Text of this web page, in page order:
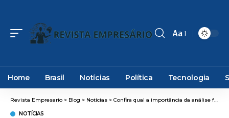
Font
Aa
Home Brasil Notícias Política Tecnologia
Revista Empresario > Blog > Notícias > Confira qual a importância da análise forense de áudio e vídeo em investigações
NOTÍCIAS